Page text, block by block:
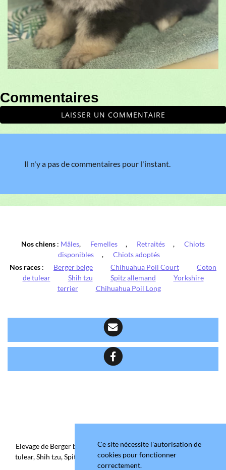
Commentaires
LAISSER UN COMMENTAIRE
Il n'y a pas de commentaires pour l'instant.
Nos chiens : Mâles, Femelles , Retraités ,
Chiots
disponibles
,
Chiots adoptés
Nos races : Berger belge Chihuahua Poil Court
Coton
de tulear
Shih tzu Spitz allemand
Yorkshire
terrier
Chihuahua Poil Long
Elevage de Berger belge, Chihuahua Poil Court/Long, Coton de
tulear, Shih tzu, Spitz allemand et Yorkshire terrier depuis 2006
situé en Maine-et-Loire
Ce site nécessite l'autorisation de
cookies pour fonctionner
correctement.